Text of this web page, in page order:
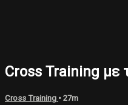
Cross Training με
Cross Training • 27m